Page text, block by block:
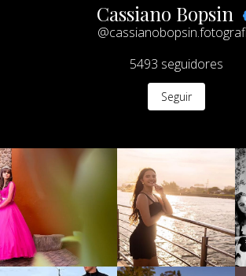
Cassiano Bopsin
5493 seguidores
Seguir